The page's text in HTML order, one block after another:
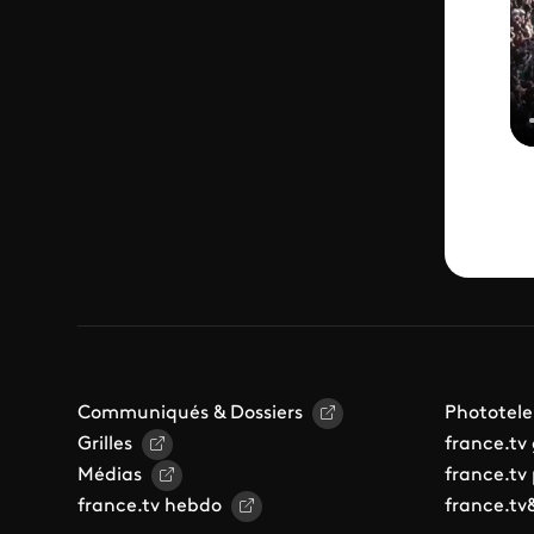
Communiqués & Dossiers
Grilles
Médias
france.tv hebdo
Phototele
france.tv
france.tv